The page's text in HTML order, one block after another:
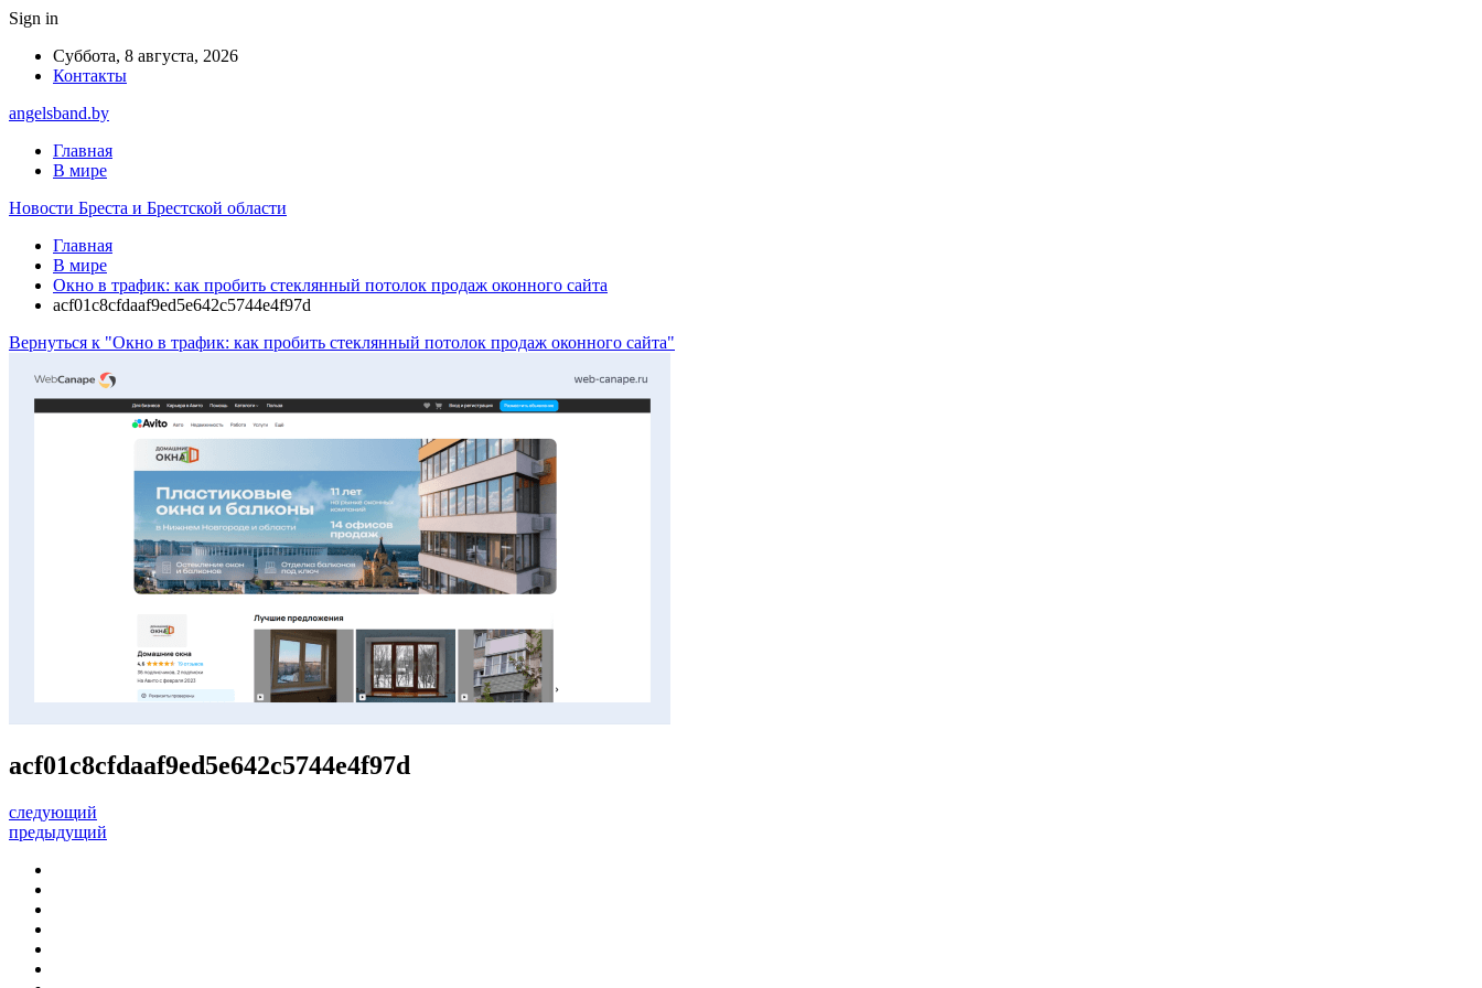
Sign in
Суббота, 8 августа, 2026
Контакты
angelsband.by
Главная
В мире
Новости Бреста и Брестской области
Главная
В мире
Окно в трафик: как пробить стеклянный потолок продаж оконного сайта
acf01c8cfdaaf9ed5e642c5744e4f97d
Вернуться к "Окно в трафик: как пробить стеклянный потолок продаж оконного сайта"
acf01c8cfdaaf9ed5e642c5744e4f97d
следующий
предыдущий